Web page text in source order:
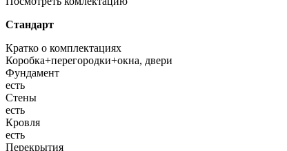
Стандарт
Кратко о комплектациях
Коробка+перегородки+окна, двери
Фундамент
есть
Стены
есть
Кровля
есть
Перекрытия